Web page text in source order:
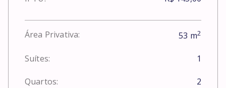
Área Privativa: 53 m2
Suítes: 1
Quartos: 2